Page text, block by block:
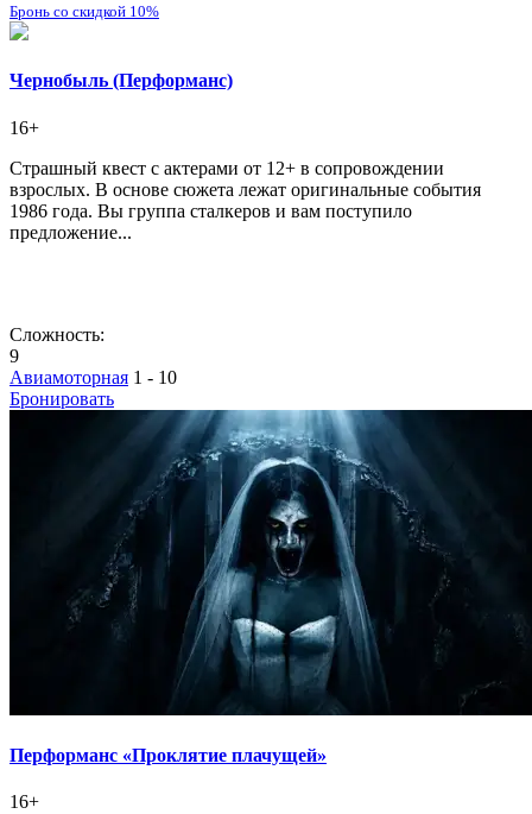
Бронь со скидкой 10%
Чернобыль (Перформанс)
16+
Страшный квест с актерами от 12+ в сопровождении
взрослых. В основе сюжета лежат оригинальные события
1986 года. Вы группа сталкеров и вам поступило
предложение...
Сложность:
9
Авиамоторная 1 - 10
Бронировать
Перформанс «Проклятие плачущей»
16+